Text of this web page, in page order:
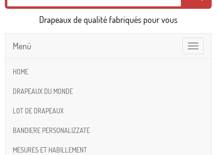
Drapeaux de qualité fabriqués pour vous
Toggle
navigation
Menú
HOME
DRAPEAUX DU MONDE
LOT DE DRAPEAUX
BANDIERE PERSONALIZZATE
MESURES ET HABILLEMENT